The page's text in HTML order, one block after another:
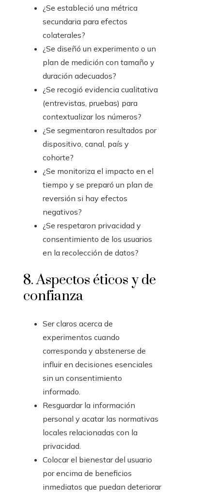
¿Se estableció una métrica
secundaria para efectos
colaterales?
¿Se diseñó un experimento o un
plan de medición con tamaño y
duración adecuados?
¿Se recogió evidencia cualitativa
(entrevistas, pruebas) para
contextualizar los números?
¿Se segmentaron resultados por
dispositivo, canal, país y
cohorte?
¿Se monitoriza el impacto en el
tiempo y se preparó un plan de
reversión si hay efectos
negativos?
¿Se respetaron privacidad y
consentimiento de los usuarios
en la recolección de datos?
8. Aspectos éticos y de
confianza
Ser claros acerca de
experimentos cuando
corresponda y abstenerse de
influir en decisiones esenciales
sin un consentimiento
informado.
Resguardar la información
personal y acatar las normativas
locales relacionadas con la
privacidad.
Colocar el bienestar del usuario
por encima de beneficios
inmediatos que puedan deteriorar